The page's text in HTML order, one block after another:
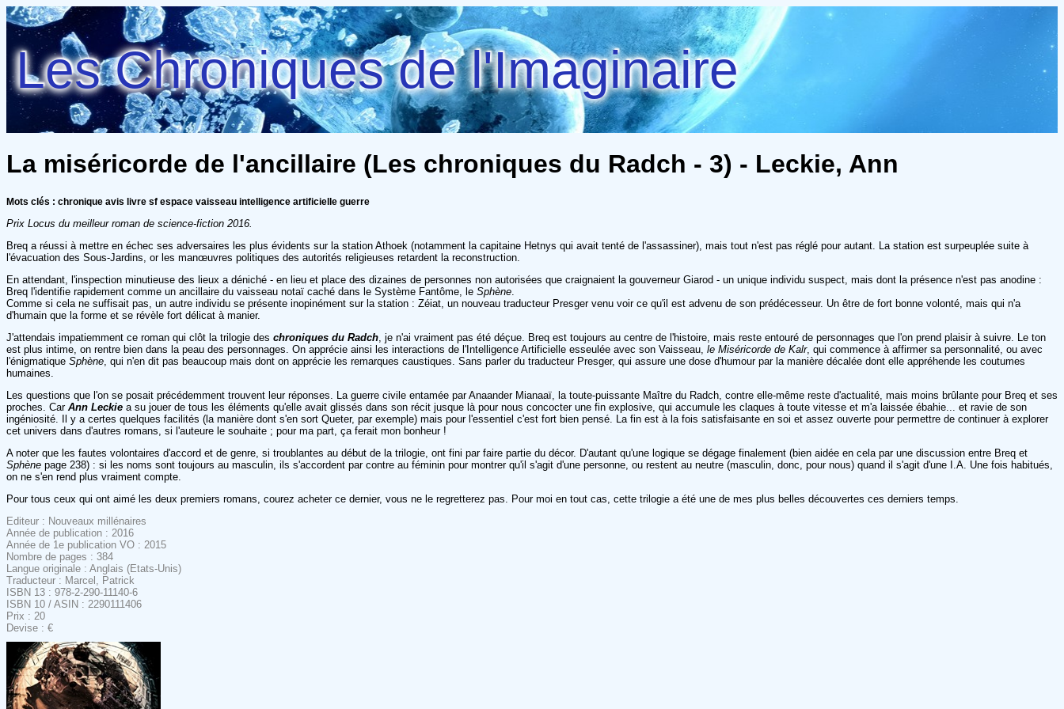
Les Chroniques de l'Imaginaire
La miséricorde de l'ancillaire (Les chroniques du Radch - 3) - Leckie, Ann
Mots clés : chronique avis livre sf espace vaisseau intelligence artificielle guerre
Prix Locus du meilleur roman de science-fiction 2016.
Breq a réussi à mettre en échec ses adversaires les plus évidents sur la station Athoek (notamment la capitaine Hetnys qui avait tenté de l'assassiner), mais tout n'est pas réglé pour autant. La station est surpeuplée suite à
l'évacuation des Sous-Jardins, or les manœuvres politiques des autorités religieuses retardent la reconstruction.
En attendant, l'inspection minutieuse des lieux a déniché - en lieu et place des dizaines de personnes non autorisées que craignaient la gouverneur Giarod - un unique individu suspect, mais dont la présence n'est pas anodine :
Breq l'identifie rapidement comme un ancillaire du vaisseau notaï caché dans le Système Fantôme, le Sphène
Comme si cela ne suffisait pas, un autre individu se présente inopinément sur la station : Zéiat, un nouveau traducteur Presger venu voir ce qu'il est advenu de son prédécesseur. Un être de fort bonne volonté, mais qui n'a
d'humain que la forme et se révèle fort délicat à manier.
J'attendais impatiemment ce roman qui clôt la trilogie des chroniques du Radch , je n'ai vraiment pas été déçue. Breq est toujours au centre de l'histoire, mais reste entouré de personnages que l'on prend plaisir à suivre. Le ton
est plus intime, on rentre bien dans la peau des personnages. On apprécie ainsi les interactions de l'Intelligence Artificielle esseulée avec son Vaisseau, le Miséricorde de Kalr, qui commence à affirmer sa personnalité, ou avec
l'énigmatique Sphène , qui n'en dit pas beaucoup mais dont on apprécie les remarques caustiques. Sans parler du traducteur Presger, qui assure une dose d'humour par la manière décalée dont elle appréhende les coutumes
humaines.
Les questions que l'on se posait précédemment trouvent leur réponses. La guerre civile entamée par Anaander Mianaaï, la toute-puissante Maître du Radch, contre elle-même reste d'actualité, mais moins brûlante pour Breq et ses
proches. Car Ann Leckie a su jouer de tous les éléments qu'elle avait glissés dans son récit jusque là pour nous concocter une fin explosive, qui accumule les claques à toute vitesse et m'a laissée ébahie... et ravie de son
ingéniosité. Il y a certes quelques facilités (la manière dont s'en sort Queter, par exemple) mais pour l'essentiel c'est fort bien pensé. La fin est à la fois satisfaisante en soi et assez ouverte pour permettre de continuer à explorer
cet univers dans d'autres romans, si l'auteure le souhaite ; pour ma part, ça ferait mon bonheur !
A noter que les fautes volontaires d'accord et de genre, si troublantes au début de la trilogie, ont fini par faire partie du décor. D'autant qu'une logique se dégage finalement (bien aidée en cela par une discussion entre Breq et
Sphène page 238) : si les noms sont toujours au masculin, ils s'accordent par contre au féminin pour montrer qu'il s'agit d'une personne, ou restent au neutre (masculin, donc, pour nous) quand il s'agit d'une I.A. Une fois habitués,
on ne s'en rend plus vraiment compte.
Pour tous ceux qui ont aimé les deux premiers romans, courez acheter ce dernier, vous ne le regretterez pas. Pour moi en tout cas, cette trilogie a été une de mes plus belles découvertes ces derniers temps.
Editeur : Nouveaux millénaires
Année de publication : 2016
Année de 1e publication VO : 2015
Nombre de pages : 384
Langue originale : Anglais (Etats-Unis)
Traducteur : Marcel, Patrick
ISBN 13 : 978-2-290-11140-6
ISBN 10 / ASIN : 2290111406
Prix : 20
Devise : €